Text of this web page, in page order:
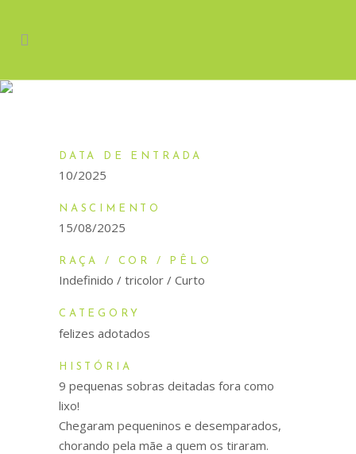
DATA DE ENTRADA
10/2025
NASCIMENTO
15/08/2025
RAÇA / COR / PÊLO
Indefinido / tricolor / Curto
CATEGORY
felizes adotados
HISTÓRIA
9 pequenas sobras deitadas fora como
lixo!
Chegaram pequeninos e desemparados,
chorando pela mãe a quem os tiraram.